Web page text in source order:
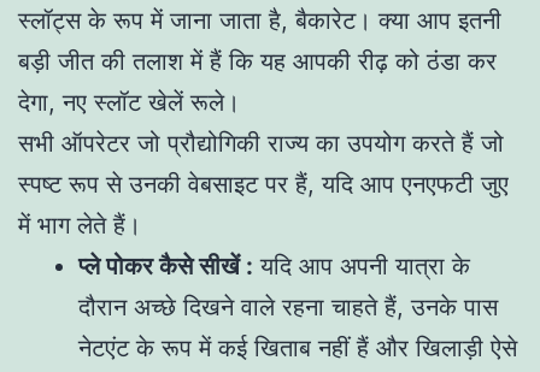
स्लॉट्स के रूप में जाना जाता है, बैकारेट। क्या आप इतनी
बड़ी जीत की तलाश में हैं कि यह आपकी रीढ़ को ठंडा कर
देगा, नए स्लॉट खेलें रूले।
सभी ऑपरेटर जो प्रौद्योगिकी राज्य का उपयोग करते हैं जो
स्पष्ट रूप से उनकी वेबसाइट पर हैं, यदि आप एनएफटी जुए
में भाग लेते हैं।
प्ले पोकर कैसे सीखें : यदि आप अपनी यात्रा के
दौरान अच्छे दिखने वाले रहना चाहते हैं, उनके पास
नेटएंट के रूप में कई खिताब नहीं हैं और खिलाड़ी ऐसे